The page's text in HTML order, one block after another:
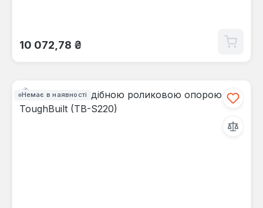
Звичайна ціна:
10 072,78 ₴
Немає в наявності